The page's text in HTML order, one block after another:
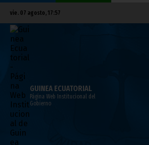
vie. 07 agosto, 17:57
GUINEA ECUATORIAL
Página Web Institucional del
Gobierno
El Presidente inaugura el
aeropuerto de Corisco